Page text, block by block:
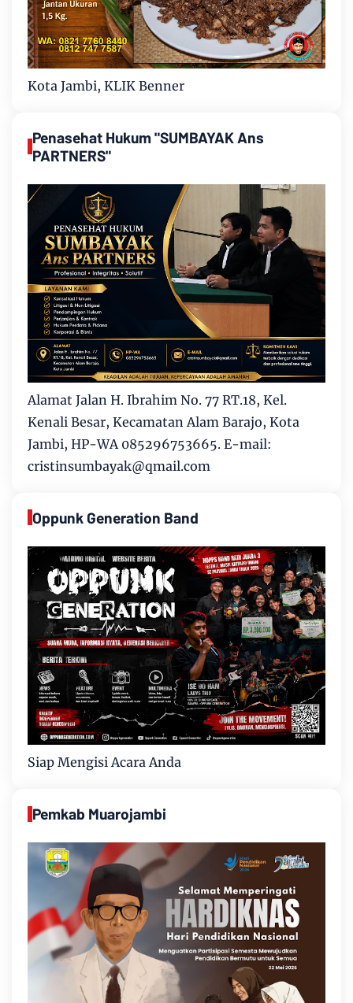
Kota Jambi, KLIK Benner
Penasehat Hukum "SUMBAYAK Ans
PARTNERS"
Alamat Jalan H. Ibrahim No. 77 RT.18, Kel.
Kenali Besar, Kecamatan Alam Barajo, Kota
Jambi, HP-WA 085296753665. E-mail:
cristinsumbayak@qmail.com
Oppunk Generation Band
Siap Mengisi Acara Anda
Pemkab Muarojambi